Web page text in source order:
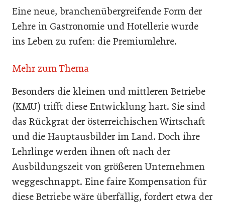
Eine neue, branchenübergreifende Form der
Lehre in Gastronomie und Hotellerie wurde
ins Leben zu rufen: die Premiumlehre.
Mehr zum Thema
Besonders die kleinen und mittleren Betriebe
(KMU) trifft diese Entwicklung hart. Sie sind
das Rückgrat der österreichischen Wirtschaft
und die Hauptausbilder im Land. Doch ihre
Lehrlinge werden ihnen oft nach der
Ausbildungszeit von größeren Unternehmen
weggeschnappt. Eine faire Kompensation für
diese Betriebe wäre überfällig, fordert etwa der